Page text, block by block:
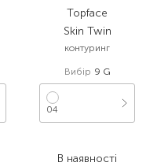
Topface
Skin Twin
контуринг
Вибір 9 G
04
В наявності